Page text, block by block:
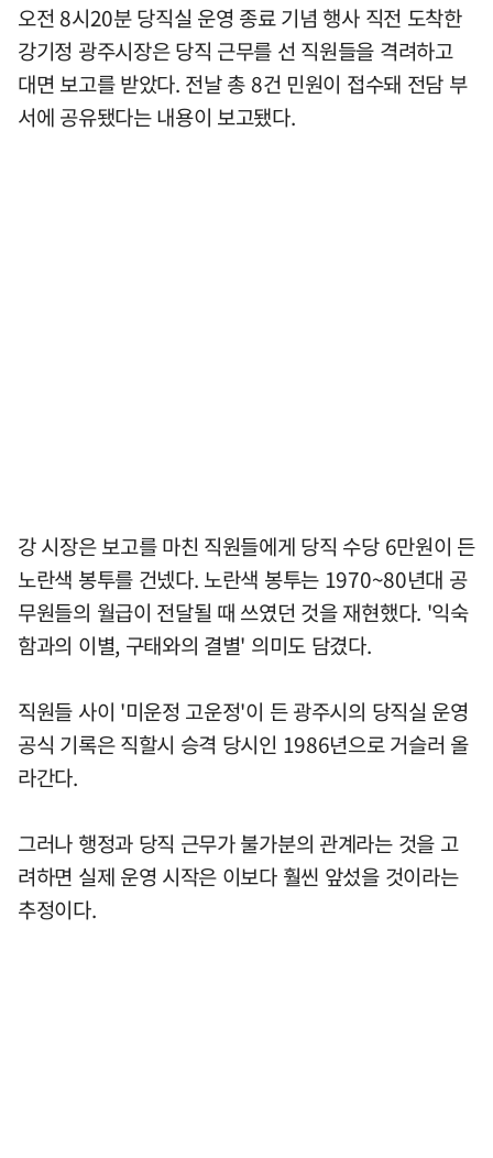
오전 8시20분 당직실 운영 종료 기념 행사 직전 도착한
강기정 광주시장은 당직 근무를 선 직원들을 격려하고
대면 보고를 받았다. 전날 총 8건 민원이 접수돼 전담 부
서에 공유됐다는 내용이 보고됐다.
강 시장은 보고를 마친 직원들에게 당직 수당 6만원이 든
노란색 봉투를 건넸다. 노란색 봉투는 1970~80년대 공
무원들의 월급이 전달될 때 쓰였던 것을 재현했다. '익숙
함과의 이별, 구태와의 결별' 의미도 담겼다.
직원들 사이 '미운정 고운정'이 든 광주시의 당직실 운영
공식 기록은 직할시 승격 당시인 1986년으로 거슬러 올
라간다.
그러나 행정과 당직 근무가 불가분의 관계라는 것을 고
려하면 실제 운영 시작은 이보다 훨씬 앞섰을 것이라는
추정이다.